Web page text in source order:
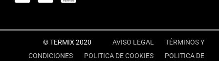
© TERMIX 2020 AVISO LEGAL
TÉRMINOS Y
CONDICIONES
POLITICA DE COOKIES POLITICA DE